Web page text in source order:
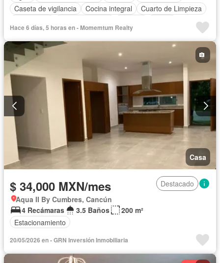
Caseta de vigilancia
Cocina integral
Cuarto de Limpieza
Recámara con closet
Seguridad
Zonas verdes
Completamente amueblado
Hace 6 días, 5 horas en - Momemtum Realty
Casa
$ 34,000 MXN/mes
Destacado
Aqua II By Cumbres, Cancún
4 Recámaras
3.5 Baños
200 m²
Estacionamiento
20/05/2026 en - GRN Inversión Inmobiliaria